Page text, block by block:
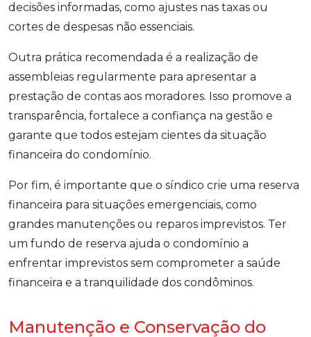
decisões informadas, como ajustes nas taxas ou
cortes de despesas não essenciais.
Outra prática recomendada é a realização de
assembleias regularmente para apresentar a
prestação de contas aos moradores. Isso promove a
transparência, fortalece a confiança na gestão e
garante que todos estejam cientes da situação
financeira do condomínio.
Por fim, é importante que o síndico crie uma reserva
financeira para situações emergenciais, como
grandes manutenções ou reparos imprevistos. Ter
um fundo de reserva ajuda o condomínio a
enfrentar imprevistos sem comprometer a saúde
financeira e a tranquilidade dos condôminos.
Manutenção e Conservação do